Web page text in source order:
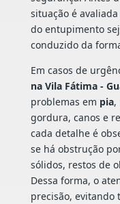
situação é
do entupimento
conduzido da
Em casos de
na Vila Fátima -
problemas em pia,
gordura, canos e
cada detalhe é
se há obstrução
sólidos, restos de
Dessa forma, o
precisão, evitando